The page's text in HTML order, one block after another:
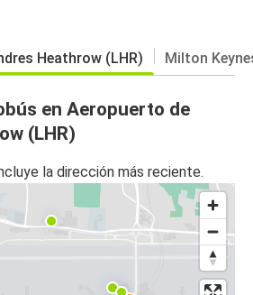
Heathrow (LHR) Milton
en Aeropuerto de
(LHR)
la dirección más reciente.